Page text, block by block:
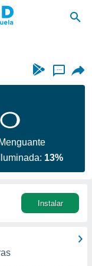
...
Menguante
Iluminada: 13%
Instalar